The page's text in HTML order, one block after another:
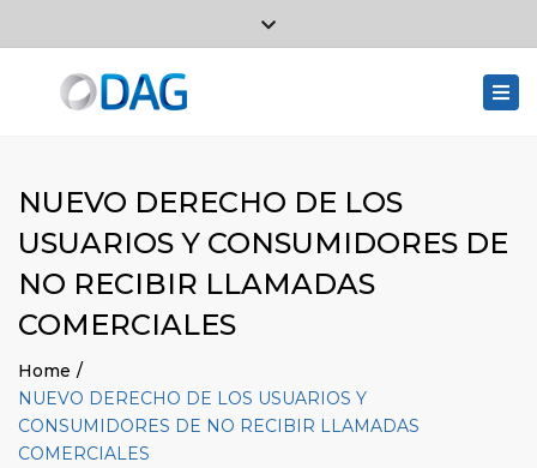
Passatge Sant Lluis, Local 4, 08184 Palau-Solità i Plegamans
L. - J.: 8:00 a 18:00
Close
NUEVO DERECHO DE LOS
USUARIOS Y CONSUMIDORES DE
NO RECIBIR LLAMADAS
COMERCIALES
Home
NUEVO DERECHO DE LOS USUARIOS Y
CONSUMIDORES DE NO RECIBIR LLAMADAS
COMERCIALES